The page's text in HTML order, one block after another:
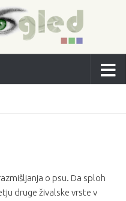
o psu. Da sploh
druge živalske vrste v